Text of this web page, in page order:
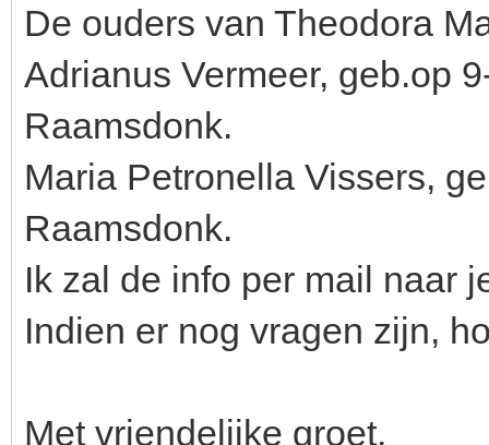
De ouders van Theodora
Adrianus Vermeer, geb.op
Raamsdonk.
Maria Petronella Vissers,
Raamsdonk.
Ik zal de info per mail naar
Indien er nog vragen zijn,
Met vriendelijke groet,